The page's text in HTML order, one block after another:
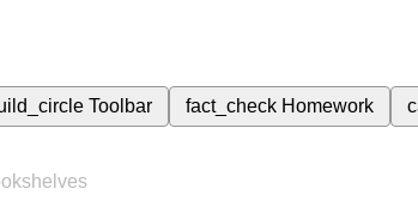
Toolbar fact_check Homework